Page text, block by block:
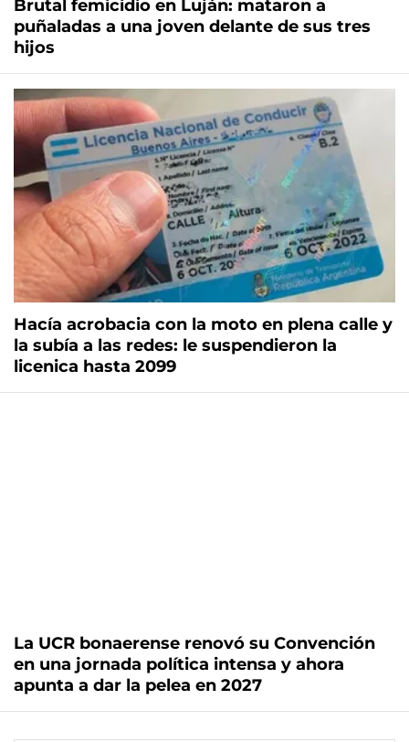
Brutal femicidio en Luján: mataron a
puñaladas a una joven delante de sus tres
hijos
Hacía acrobacia con la moto en plena calle y
la subía a las redes: le suspendieron la
licenica hasta 2099
La UCR bonaerense renovó su Convención
en una jornada política intensa y ahora
apunta a dar la pelea en 2027